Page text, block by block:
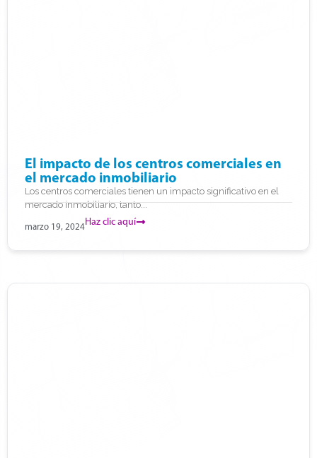
El impacto de los centros comerciales en
el mercado inmobiliario
Los centros comerciales tienen un impacto significativo en el
mercado inmobiliario, tanto...
marzo 19, 2024Haz clic aquí